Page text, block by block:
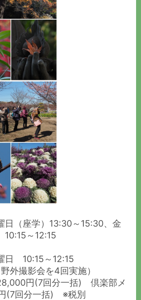
（座学）13:30～15:30、金
～12:15
日 10:15～12:15
外撮影会を4回実施）
円(7回分一括) 倶楽部メ
(7回分一括) ※税別